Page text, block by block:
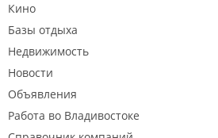
Кино
Базы отдыха
Недвижимость
Новости
Объявления
Работа во Владивостоке